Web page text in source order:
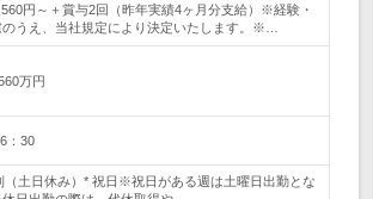
円～＋賞与2回（昨年実績4ヶ月分支給）※経験・
うえ、当社規定により決定いたします。※…
万円
：30
（土日休み）* 祝日※祝日がある週は土曜日出勤とな